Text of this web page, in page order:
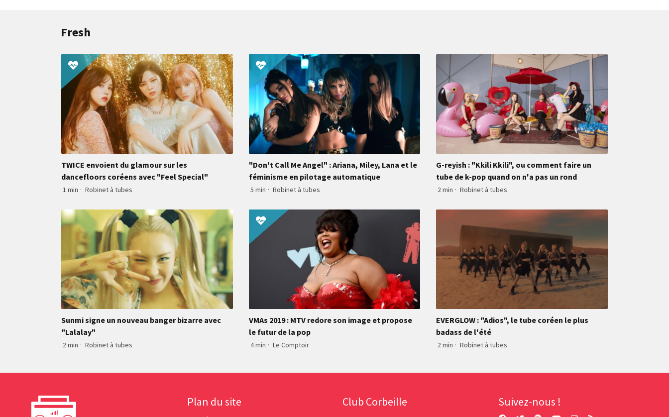
Fresh
TWICE envoient du glamour sur les
dancefloors coréens avec "Feel Special"
1 min · Robinet à tubes
"Don't Call Me Angel" : Ariana, Miley, Lana et le
féminisme en pilotage automatique
5 min · Robinet à tubes
G-reyish : "Kkili Kkili", ou comment faire un
tube de k-pop quand on n'a pas un rond
2 min · Robinet à tubes
Sunmi signe un nouveau banger bizarre avec
"Lalalay"
2 min · Robinet à tubes
VMAs 2019 : MTV redore son image et propose
le futur de la pop
4 min · Le Comptoir
EVERGLOW : "Adios", le tube coréen le plus
badass de l'été
2 min · Robinet à tubes
Plan du site Club Corbeille Suivez-nous !